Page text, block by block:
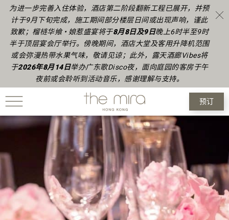
预订
为进一步完善入住体验，酒店第二阶段翻新工程已展开，并预
计于9月下旬完成，施工期间部分楼层日间或出现声响，谨此
致歉；榴梿华飨 • 娘惹盛宴将于8月8日及9日晚上6时半至9时
半于顶层宴会厅举行。傍晚期间，酒店大堂及客用升降机范围
或会弥漫热带水果气味，敬请见谅；此外，露天酒廊Vibes将
于2026年8月14日举办广东歌Disco夜，面向庭园的客房于午
夜前或会聆听到活动音乐，感谢理解与支持。